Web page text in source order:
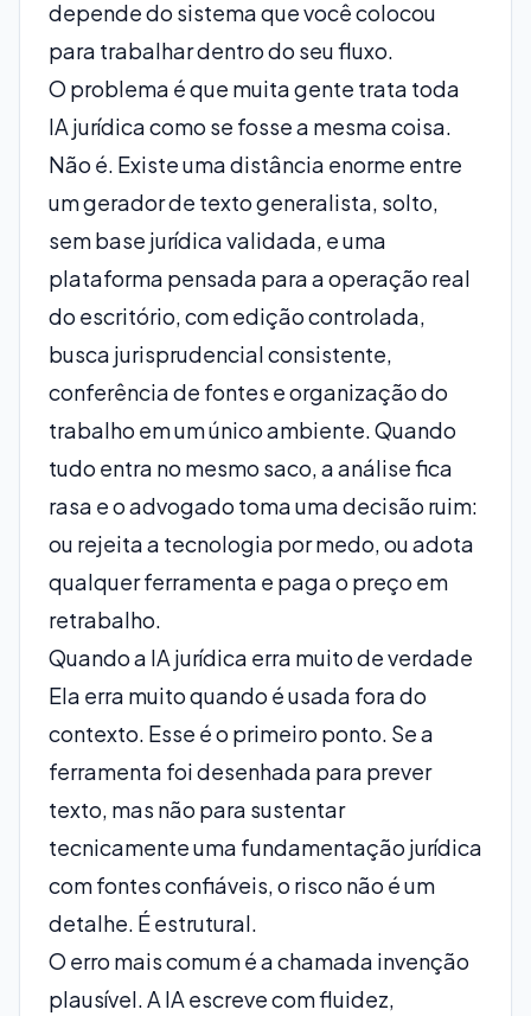
depende do sistema que você colocou
para trabalhar dentro do seu fluxo.
O problema é que muita gente trata toda
IA jurídica como se fosse a mesma coisa.
Não é. Existe uma distância enorme entre
um gerador de texto generalista, solto,
sem base jurídica validada, e uma
plataforma pensada para a operação real
do escritório, com edição controlada,
busca jurisprudencial consistente,
conferência de fontes e organização do
trabalho em um único ambiente. Quando
tudo entra no mesmo saco, a análise fica
rasa e o advogado toma uma decisão ruim:
ou rejeita a tecnologia por medo, ou adota
qualquer ferramenta e paga o preço em
retrabalho.
Quando a IA jurídica erra muito de verdade
Ela erra muito quando é usada fora do
contexto. Esse é o primeiro ponto. Se a
ferramenta foi desenhada para prever
texto, mas não para sustentar
tecnicamente uma fundamentação jurídica
com fontes confiáveis, o risco não é um
detalhe. É estrutural.
O erro mais comum é a chamada invenção
plausível. A IA escreve com fluidez,